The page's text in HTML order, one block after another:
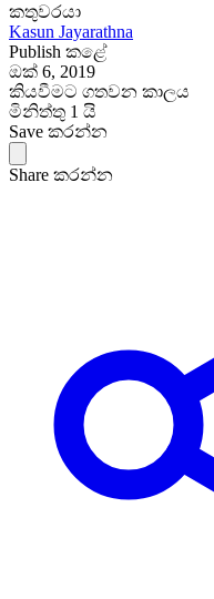
කතුවරයා
Kasun Jayarathna
Publish කළේ
ඔක් 6, 2019
කියවීමට ගතවන කාලය
මිනිත්තු 1 යි
Save කරන්න
Share කරන්න